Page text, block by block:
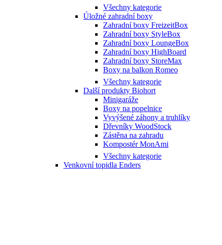
Všechny kategorie
Úložné zahradní boxy
Zahradní boxy FreizeitBox
Zahradní boxy StyleBox
Zahradní boxy LoungeBox
Zahradní boxy HighBoard
Zahradní boxy StoreMax
Boxy na balkon Romeo
Všechny kategorie
Další produkty Biohort
Minigaráže
Boxy na popelnice
Vyvýšené záhony a truhlíky
Dřevníky WoodStock
Zástěna na zahradu
Kompostér MonAmi
Všechny kategorie
Venkovní topidla Enders